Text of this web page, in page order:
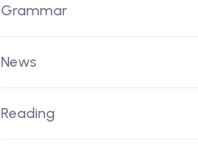
Grammar
News
Reading